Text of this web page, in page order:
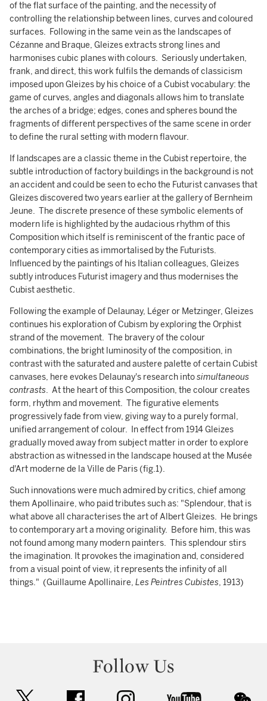
of the flat surface of the painting, and the necessity of
controlling the relationship between lines, curves and coloured
surfaces. Following in the same vein as the landscapes of
Cézanne and Braque, Gleizes extracts strong lines and
harmonises cubic planes with colours. Seriously undertaken,
frank, and direct, this work fulfils the demands of classicism
imposed upon Gleizes by his choice of a Cubist vocabulary: the
game of curves, angles and diagonals allows him to translate
the arches of a bridge; edges, cones and spheres bound the
fragments of different perspectives of the same scene in order
to define the rural setting with modern flavour.
If landscapes are a classic theme in the Cubist repertoire, the
subtle introduction of factory buildings in the background is not
an accident and could be seen to echo the Futurist canvases that
Gleizes discovered two years earlier at the gallery of Bernheim
Jeune. The discrete presence of these symbolic elements of
modern life is highlighted by the audacious rhythm of this
Composition which itself is reminiscent of the frantic pace of
contemporary cities as immortalised by the Futurists.
Influenced by the paintings of his Italian colleagues, Gleizes
subtly introduces Futurist imagery and thus modernises the
Cubist aesthetic.
Following the example of Delaunay, Léger or Metzinger, Gleizes
continues his exploration of Cubism by exploring the Orphist
strand of the movement. The bravery of the colour
combinations, the bright luminosity of the composition, in
contrast with the saturated and austere palette of certain Cubist
canvases, here evokes Delaunay's research intosimultaneous
contrasts. At the heart of this Composition, the colour creates
form, rhythm and movement. The figurative elements
progressively fade from view, giving way to a purely formal,
unified arrangement of colour. In effect from 1914 Gleizes
gradually moved away from subject matter in order to explore
abstraction as witnessed in the landscape housed at the Musée
d'Art moderne de la Ville de Paris (fig.1).
Such innovations were much admired by critics, chief among
them Apollinaire, who paid tributes such as: "Splendour, that is
what above all characterises the art of Albert Gleizes. He brings
to contemporary art a moving originality. Before him, this was
not found among many modern painters. This splendour stirs
the imagination. It provokes the imagination and, considered
from a visual point of view, it represents the infinity of all
things." (Guillaume Apollinaire, Les Peintres Cubistes, 1913)
Follow Us
facebook instagram youtube